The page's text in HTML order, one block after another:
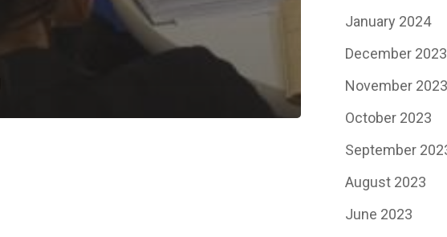
January 2024
December 2023
November 2023
October 2023
September
August 2023
June 2023